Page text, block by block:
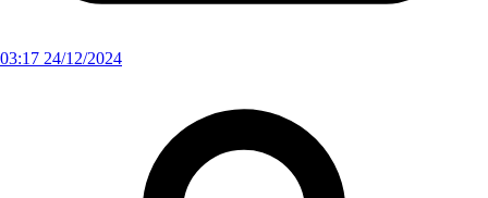
03:17 24/12/2024